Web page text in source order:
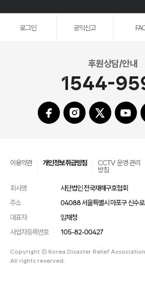
로그인 공익신고
후원상담/안내
1544-
이용약관 개인정보취급방침
CCTV 운영·관리
방침
회사명
사단법인 전국재해구호협회
주소
04088 서울특별시 마포구 신수
대표자
임채청
사업자등록번호
105-82-00427
Copyright ⓒ Korea Disaster Relief Association.
All rights reserved.